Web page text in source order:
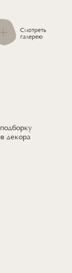
Смотреть
галерею
декора